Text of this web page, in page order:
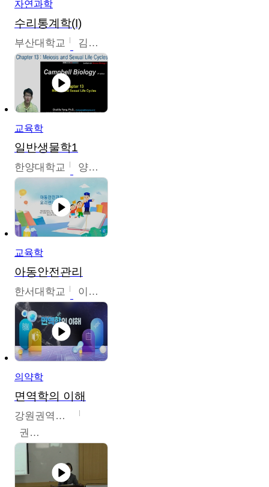
자연과학
수리통계학(I)
부산대학교 김충락
교육학
일반생물학1
한양대학교 양철수
교육학
아동안전관리
한서대학교 이태연
의약학
면역학의 이해
강원권역센터
권보인